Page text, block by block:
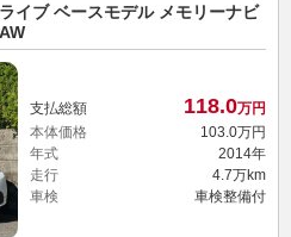
イブ ベースモデル メモリーナビ
支払総額 118.0万円
本体価格
103.0万円
年式
2014年
走行
4.7万km
車検
車検整備付